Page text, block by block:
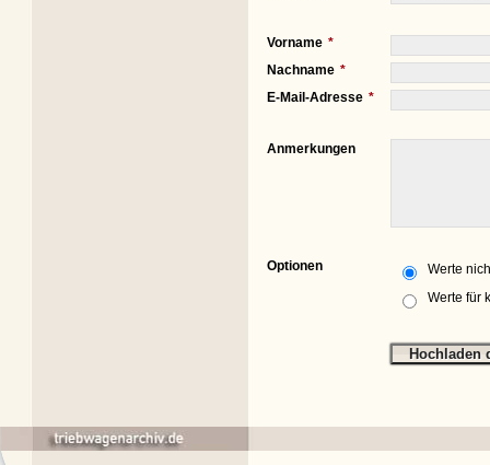
Vorname
Nachname
E-Mail-Adresse
Anmerkungen
Optionen
Werte
Werte für